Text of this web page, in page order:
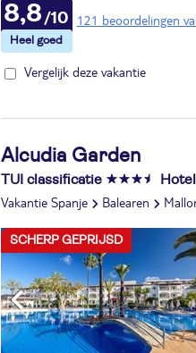
121 beoordelingen
8,8
Vergelijk deze vakantie
Alcudia Garden
TUI classificatie
Vakantie Spanje Balearen
SCHERP GEPRIJSD